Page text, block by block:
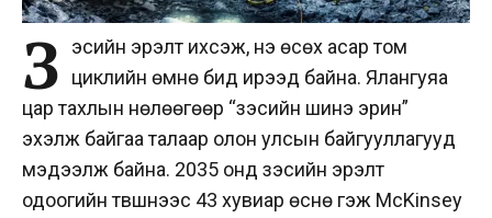
З
эсийн эрэлт ихсэж, үнэ өсөх асар том
циклийн өмнө бид ирээд байна. Ялангуяа
цар тахлын нөлөөгөөр “зэсийн шинэ эрин”
эхэлж байгаа талаар олон улсын байгууллагууд
мэдээлж байна. 2035 онд зэсийн эрэлт
одоогийн түвшнээс 43 хувиар өснө гэж McKinsey